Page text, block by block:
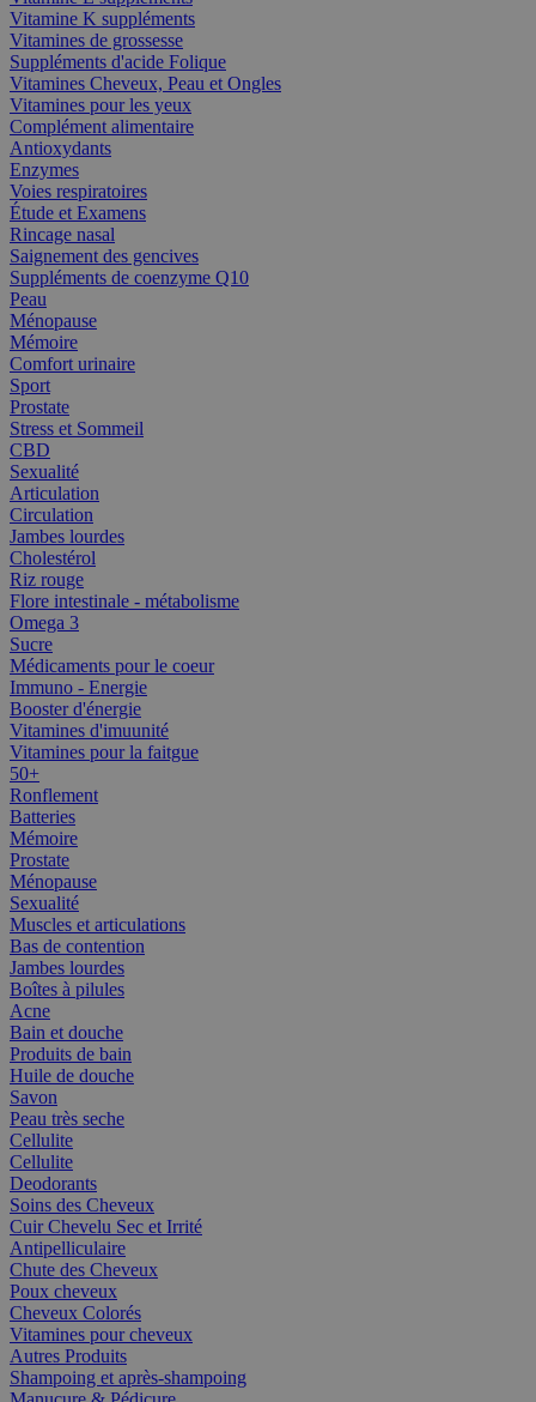
Vitamine K suppléments
Vitamines de grossesse
Suppléments d'acide Folique
Vitamines Cheveux, Peau et Ongles
Vitamines pour les yeux
Complément alimentaire
Antioxydants
Enzymes
Voies respiratoires
Étude et Examens
Rincage nasal
Saignement des gencives
Suppléments de coenzyme Q10
Peau
Ménopause
Mémoire
Comfort urinaire
Sport
Prostate
Stress et Sommeil
CBD
Sexualité
Articulation
Circulation
Jambes lourdes
Cholestérol
Riz rouge
Flore intestinale - métabolisme
Omega 3
Sucre
Médicaments pour le coeur
Immuno - Energie
Booster d'énergie
Vitamines d'imuunité
Vitamines pour la faitgue
50+
Ronflement
Batteries
Mémoire
Prostate
Ménopause
Sexualité
Muscles et articulations
Bas de contention
Jambes lourdes
Boîtes à pilules
Acne
Bain et douche
Produits de bain
Huile de douche
Savon
Peau très seche
Cellulite
Cellulite
Deodorants
Soins des Cheveux
Cuir Chevelu Sec et Irrité
Antipelliculaire
Chute des Cheveux
Poux cheveux
Cheveux Colorés
Vitamines pour cheveux
Autres Produits
Shampoing et après-shampoing